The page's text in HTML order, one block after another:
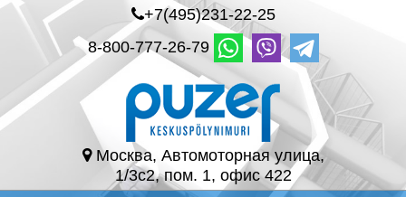
+7(495)231-22-25
8-800-777-26-79
Москва, Автомоторная улица,
1/3с2, пом. 1, офис 422